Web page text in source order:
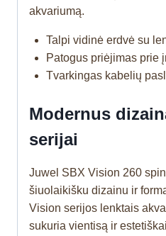
akvariumą.
Talpi vidinė erdvė su
Patogus priėjimas prie
Tvarkingas kabelių
Modernus
serijai
Juwel SBX Vision 260
šiuolaikišku dizainu ir
Vision serijos lenktais
sukuria vientisą ir